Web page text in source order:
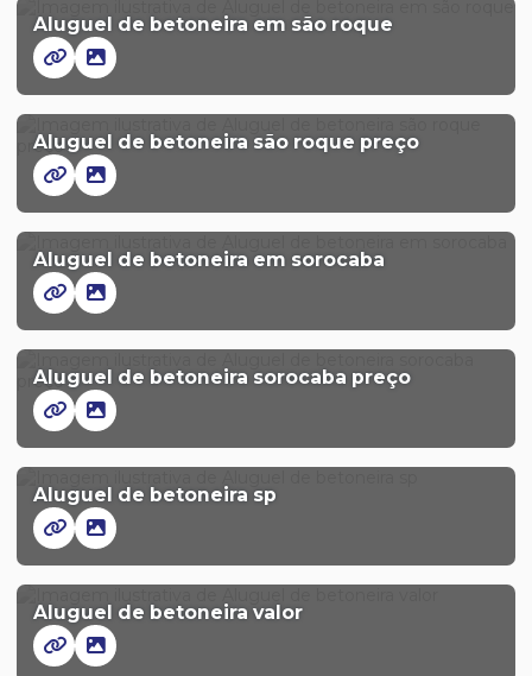
Aluguel de betoneira em são roque
Aluguel de betoneira são roque preço
Aluguel de betoneira em sorocaba
Aluguel de betoneira sorocaba preço
Aluguel de betoneira sp
Aluguel de betoneira valor